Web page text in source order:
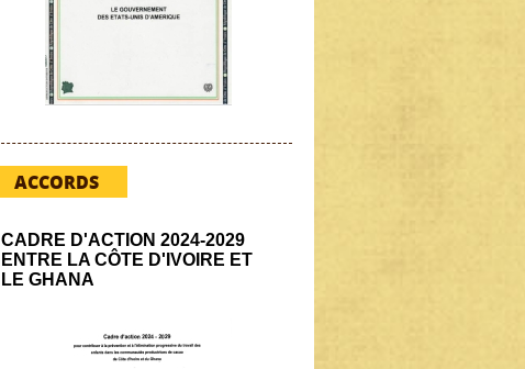
ACCORDS
CADRE D'ACTION 2024-2029
ENTRE LA CÔTE D'IVOIRE ET
LE GHANA